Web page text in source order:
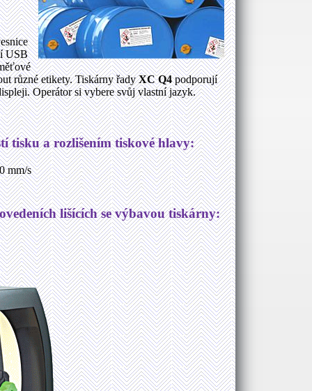
USB
různé etikety. Tiskárny řadyXC Q4podporují
Operátor si vybere svůj vlastní jazyk.
tisku a rozlišením tiskové hlavy:
mm/s
lišících se výbavou tiskárny: